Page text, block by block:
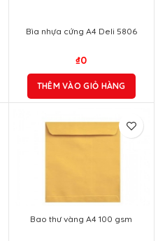
Bìa nhựa cứng A4 Deli 5806
₫0
THÊM VÀO GIỎ HÀNG
Bao thư vàng A4 100 gsm